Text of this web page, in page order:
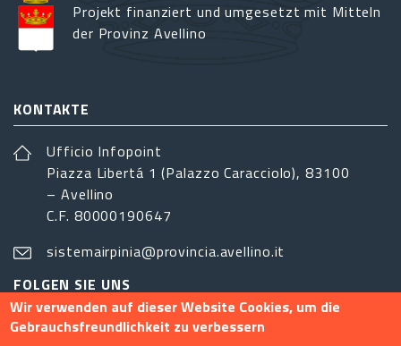
Projekt finanziert und umgesetzt mit Mitteln
der Provinz Avellino
KONTAKTE
Ufficio Infopoint
Piazza Libertá 1 (Palazzo Caracciolo), 83100
– Avellino
C.F. 80000190647
sistemairpinia@provincia.avellino.it
FOLGEN SIE UNS
Wir verwenden auf dieser Website Cookies, um die
Gebrauchsfreundlichkeit zu verbessern